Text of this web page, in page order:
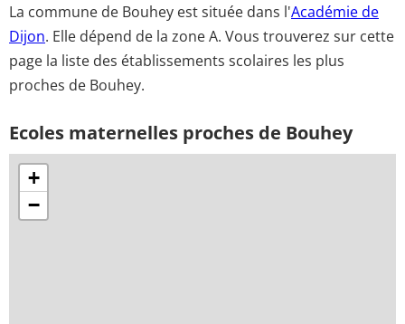
La commune de Bouhey est située dans l'Académie de
Dijon. Elle dépend de la zone A. Vous trouverez sur cette
page la liste des établissements scolaires les plus
proches de Bouhey.
Ecoles maternelles proches de Bouhey
+
−